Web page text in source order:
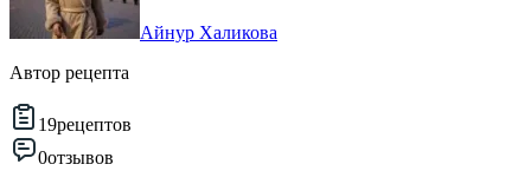
Айнур Халикова
Автор рецепта
19рецептов
0отзывов